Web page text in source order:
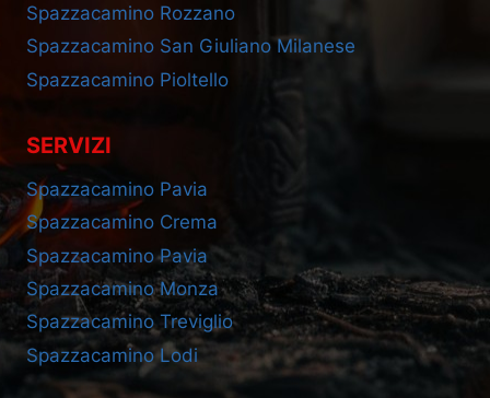
Spazzacamino Rozzano
Spazzacamino San Giuliano Milanese
Spazzacamino Pioltello
SERVIZI
Spazzacamino Pavia
Spazzacamino Crema
Spazzacamino Pavia
Spazzacamino Monza
Spazzacamino Treviglio
Spazzacamino Lodi